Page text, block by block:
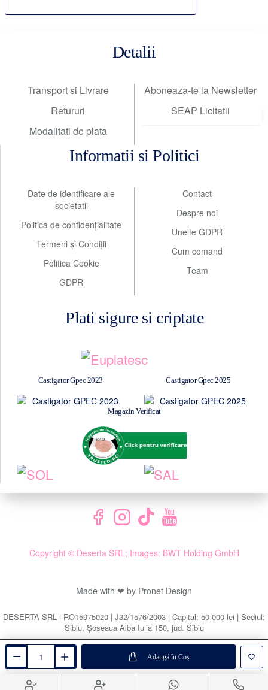
Adaugă în Coş
Detalii
Transport si Livrare
Retururi
Modalitati de plata
Aboneaza-te la Newsletter
SEAP Licitatii
Informatii si Politici
Date de identificare ale
societatii
Politica de confidențialitate
Termeni și Condiții
Politica Cookie
GDPR
Contact
Despre noi
Unelte GDPR
Cum comand
Team
Plati sigure si criptate
Castigator Gpec 2023 Castigator Gpec 2025
Magazin Verificat
Copyright © Deserta SRL; Images: BWT Holding GmbH
Made with ❤ by Pronet Design
DESERTA SRL | RO15975020 | J32/1576/2003 | Capital: 50 000 lei | Sediul:
Sibiu, Șoseaua Alba Iulia 150, jud. Sibiu